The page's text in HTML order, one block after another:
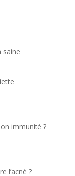
saine
immunité ?
l’acné ?